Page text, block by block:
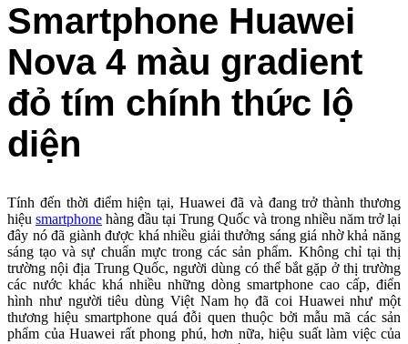
Smartphone Huawei
Nova 4 màu gradient
đỏ tím chính thức lộ
diện
Tính đến thời điểm hiện tại, Huawei đã và đang trở thành thương
hiệu smartphone hàng đầu tại Trung Quốc và trong nhiều năm trở lại
đây nó đã giành được khá nhiều giải thưởng sáng giá nhờ khả năng
sáng tạo và sự chuẩn mực trong các sản phẩm. Không chỉ tại thị
trường nội địa Trung Quốc, người dùng có thể bắt gặp ở thị trường
các nước khác khá nhiều những dòng smartphone cao cấp, điển
hình như người tiêu dùng Việt Nam họ đã coi Huawei như một
thương hiệu smartphone quá đỗi quen thuộc bởi mẫu mã các sản
phẩm của Huawei rất phong phú, hơn nữa, hiệu suất làm việc của